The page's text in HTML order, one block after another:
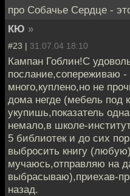
про Собачье Сердце -
КЮ »
#23 | 31.07.04 18:10
Кампан Гоблин!С
послание,сопереживаю
много,куплено,но не
дома негде (мебель под
укупишь,показатель
немало,в школе-
5 библиотек и до сих
выбросить книгу
мучаюсь,отправляю на
выбрасываю),приехав-
назад.